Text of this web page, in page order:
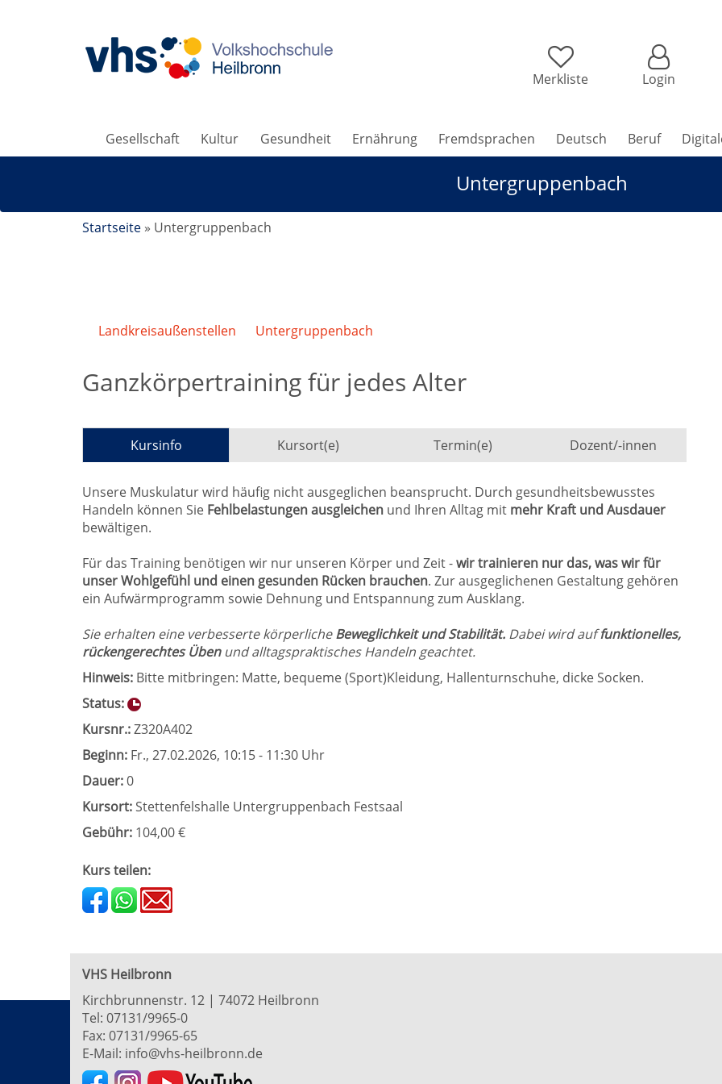
Merkliste Login
Gesellschaft Kultur Gesundheit Ernährung Fremdsprachen Deutsch Beruf
Untergruppenbach
Startseite » Untergruppenbach
Landkreisaußenstellen Untergruppenbach
Ganzkörpertraining für jedes Alter
Kursinfo Kursort(e) Termin(e) Dozent/-innen
Unsere Muskulatur wird häufig nicht ausgeglichen beansprucht. Durch gesundheitsbewusstes
Handeln können Sie Fehlbelastungen ausgleichen und Ihren Alltag mit mehr Kraft und Ausdauer
bewältigen.
Für das Training benötigen wir nur unseren Körper und Zeit -wir trainieren nur das, was wir für
unser Wohlgefühl und einen gesunden Rücken brauchen. Zur ausgeglichenen Gestaltung gehören
ein Aufwärmprogramm sowie Dehnung und Entspannung zum Ausklang.
Sie erhalten eine verbesserte körperlicheBeweglichkeit und Stabilität. Dabei wird auffunktionelles,
rückengerechtes Übenund alltagspraktisches Handeln geachtet.
Hinweis: Bitte mitbringen: Matte, bequeme (Sport)Kleidung, Hallenturnschuhe, dicke Socken.
Status:
Kursnr.:Z320A402
Beginn: Fr., 27.02.2026, 10:15 - 11:30 Uhr
Dauer:0
Kursort:Stettenfelshalle Untergruppenbach Festsaal
Gebühr: 104,00 €
Kurs teilen:
VHS Heilbronn
Kirchbrunnenstr. 12 | 74072 Heilbronn
Tel: 07131/9965-0
Fax: 07131/9965-65
E-Mail: info@vhs-heilbronn.de